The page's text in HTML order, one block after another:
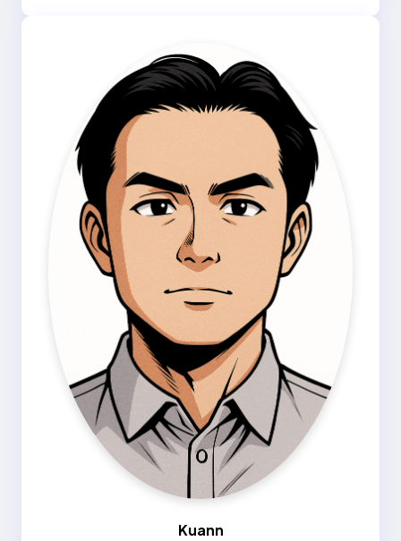
Kuann